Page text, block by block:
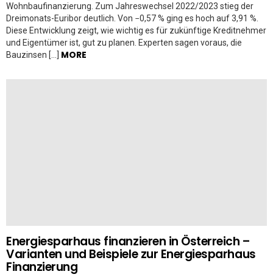
Wohnbaufinanzierung. Zum Jahreswechsel 2022/2023 stieg der
Dreimonats-Euribor deutlich. Von −0,57 % ging es hoch auf 3,91 %.
Diese Entwicklung zeigt, wie wichtig es für zukünftige Kreditnehmer
und Eigentümer ist, gut zu planen. Experten sagen voraus, die
Bauzinsen […] MORE
Energiesparhaus finanzieren in Österreich –
Varianten und Beispiele zur Energiesparhaus
Finanzierung